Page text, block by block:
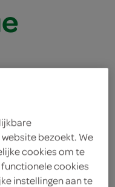
bezoekt. We
cookies om te
cookies
instellingen aan te